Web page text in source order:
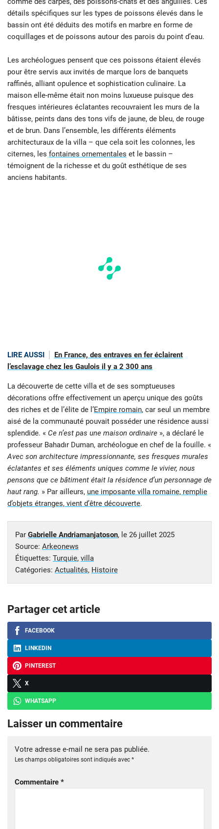
détails spécifiques sur les types de poissons élevés dans le
bassin ont été déduits des motifs en marbre en forme de
coquillages et de poissons autour des parois du point d’eau.
Les archéologues pensent que ces poissons étaient élevés
pour être servis aux invités de marque lors de banquets
raffinés, alliant opulence et sophistication culinaire. La
maison elle-même était non moins luxueuse puisque des
fresques intérieures éclatantes recouvraient les murs de la
bâtisse, peints dans des tons vifs de jaune, de bleu, de rouge
et de brun. Dans l’ensemble, les différents éléments
architecturaux de la villa – que cela soit les colonnes, les
citernes, les fontaines ornementales et le bassin –
témoignent de la richesse et du goût esthétique de ses
anciens habitants.
LIRE AUSSI
En France, des entraves en fer éclairent
l’esclavage chez les Gaulois il y a 2 300 ans
La découverte de cette villa et de ses somptueuses
décorations offre effectivement un aperçu unique des goûts
des riches et de l’élite de l’Empire romain, car seul un membre
aisé de la communauté pouvait posséder une résidence aussi
splendide. « Ce n’est pas une maison ordinaire », a déclaré le
professeur Bahadır Duman, archéologue en chef de la fouille. «
Avec son architecture impressionnante, ses fresques murales
éclatantes et ses éléments uniques comme le vivier, nous
pensons que ce bâtiment était la résidence d’un personnage de
haut rang. » Par ailleurs, une imposante villa romaine, remplie
d’objets étranges, vient d’être découverte.
Par Gabrielle Andriamanjatoson, le 26 juillet 2025
Source: Arkeonews
Étiquettes: Turquie, villa
Catégories: Actualités, Histoire
Partager cet article
FACEBOOK
LINKEDIN
PINTEREST
X
WHATSAPP
Laisser un commentaire
Votre adresse e-mail ne sera pas publiée.
Les champs obligatoires sont indiqués avec *
Commentaire *